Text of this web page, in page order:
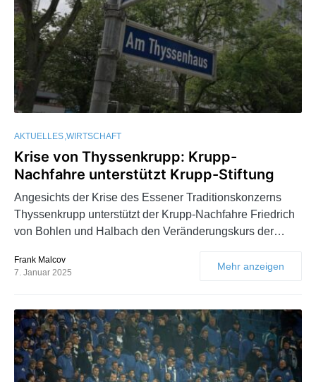
AKTUELLES WIRTSCHAFT
Krise von Thyssenkrupp: Krupp-
Nachfahre unterstützt Krupp-Stiftung
Angesichts der Krise des Essener Traditionskonzerns
Thyssenkrupp unterstützt der Krupp-Nachfahre Friedrich
von Bohlen und Halbach den Veränderungskurs der…
Frank Malcov
7. Januar 2025
Mehr anzeigen